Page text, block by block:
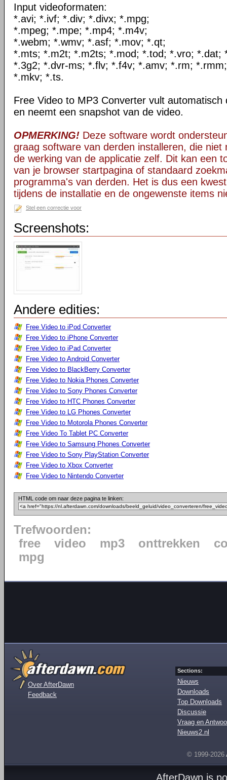
Input videoformaten:
*.avi; *.ivf; *.div; *.divx; *.mpg;
*.mpeg; *.mpe; *.mp4; *.m4v;
*.webm; *.wmv; *.asf; *.mov; *.qt;
*.mts; *.m2t; *.m2ts; *.mod; *.tod; *.vro; *.dat;
*.3g2; *.dvr-ms; *.flv; *.f4v; *.amv; *.rm;
*.mkv; *.ts.
Free Video to MP3 Converter vult
en neemt een snapshot van de video.
OPMERKING! Deze software wordt
graag software van derden installeren, die niet
de werking van de applicatie zelf. Dit kan een
van je browser startpagina of standaard
programma's van derden. Het is dus een
tijdens de installatie en de ongewenste items
Stel een correctie voor
Screenshots:
Andere edities:
Free Video to iPod Converter
Free Video to iPhone Converter
Free Video to iPad Converter
Free Video to Android Converter
Free Video to BlackBerry Converter
Free Video to Nokia Phones Converter
Free Video to Sony Phones Converter
Free Video to HTC Phones Converter
Free Video to LG Phones Converter
Free Video to Motorola Phones Converter
Free Video To Tablet PC Converter
Free Video to Samsung Phones Converter
Free Video to Sony PlayStation Converter
Free Video to Xbox Converter
Free Video to Nintendo Converter
HTML code om naar deze pagina te linken:
Trefwoorden:
free
video mp3 onttrekken
mpg
Over AfterDawn
Feedback
Sections:
Nieuws
Downloads
Top Downloads
Discussie
Vraag en
Nieuws2.nl
© 1999-2026
AfterDawn is